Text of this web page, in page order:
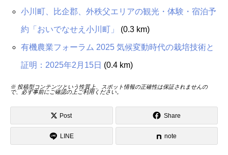
小川町、比企郡、外秩父エリアの観光・体験・宿泊予
約「おいでなせえ小川町」 (0.3 km)
有機農業フォーラム 2025 気候変動時代の栽培技術と
証明：2025年2月15日 (0.4 km)
※ 投稿型コンテンツという性質上、スポット情報の正確性は保証されませんの
で、必ず事前にご確認の上ご利用ください。
Post Share
LINE note